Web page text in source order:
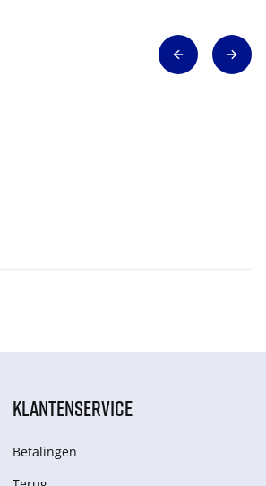
KLANTENSERVICE
Betalingen